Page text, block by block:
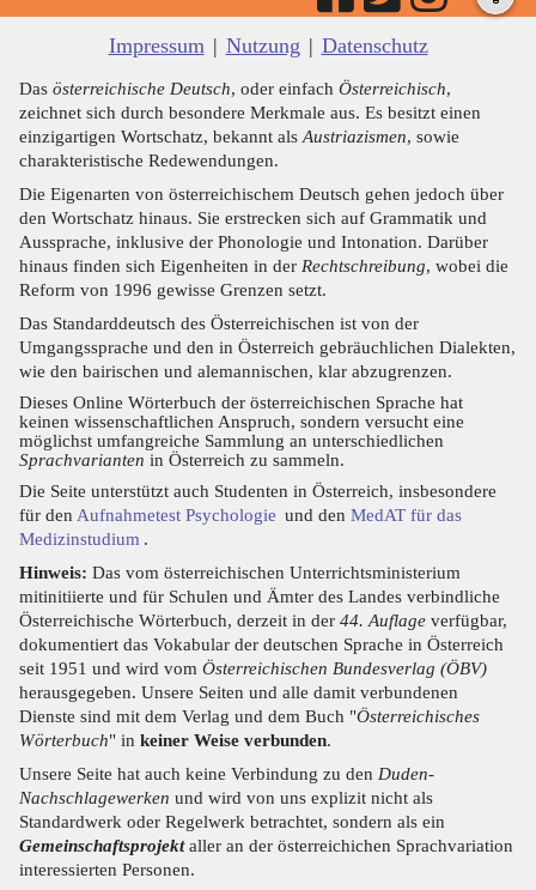
Impressum | Nutzung | Datenschutz
Das österreichische Deutsch, oder einfach Österreichisch,
zeichnet sich durch besondere Merkmale aus. Es besitzt einen
einzigartigen Wortschatz, bekannt alsAustriazismen, sowie
charakteristische Redewendungen.
Die Eigenarten von österreichischem Deutsch gehen jedoch über
den Wortschatz hinaus. Sie erstrecken sich auf Grammatik und
Aussprache, inklusive der Phonologie und Intonation. Darüber
hinaus finden sich Eigenheiten in der Rechtschreibung, wobei die
Reform von 1996 gewisse Grenzen setzt.
Das Standarddeutsch des Österreichischen ist von der
Umgangssprache und den in Österreich gebräuchlichen Dialekten,
wie den bairischen und alemannischen, klar abzugrenzen.
Dieses Online Wörterbuch der österreichischen Sprache hat
keinen wissenschaftlichen Anspruch, sondern versucht eine
möglichst umfangreiche Sammlung an unterschiedlichen
Sprachvarianten in Österreich zu sammeln.
Die Seite unterstützt auch Studenten in Österreich, insbesondere
für den Aufnahmetest Psychologie und den MedAT für das
Medizinstudium .
Hinweis: Das vom österreichischen Unterrichtsministerium
mitinitiierte und für Schulen und Ämter des Landes verbindliche
Österreichische Wörterbuch, derzeit in der 44. Auflage verfügbar,
dokumentiert das Vokabular der deutschen Sprache in Österreich
seit 1951 und wird vom Österreichischen Bundesverlag (ÖBV)
herausgegeben. Unsere Seiten und alle damit verbundenen
Dienste sind mit dem Verlag und dem Buch "Österreichisches
Wörterbuch" in keiner Weise verbunden.
Unsere Seite hat auch keine Verbindung zu den Duden-
Nachschlagewerken und wird von uns explizit nicht als
Standardwerk oder Regelwerk betrachtet, sondern als ein
Gemeinschaftsprojektaller an der österreichichen Sprachvariation
interessierten Personen.